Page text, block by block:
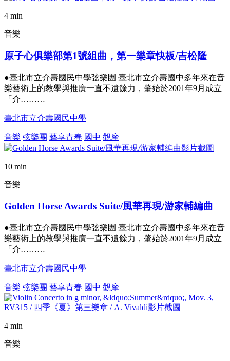
4 min
音樂
原子心俱樂部第1號組曲，第一樂章快板/吉松隆
●臺北市立介壽國民中學弦樂團 臺北市立介壽國中多年來在音
樂藝術上的教學與推廣一直不遺餘力，肇始於2001年9月成立
「介………
臺北市立介壽國民中學
音樂 弦樂團 藝享青春 國中 觀摩
10 min
音樂
Golden Horse Awards Suite/風華再現/游家輔編曲
●臺北市立介壽國民中學弦樂團 臺北市立介壽國中多年來在音
樂藝術上的教學與推廣一直不遺餘力，肇始於2001年9月成立
「介………
臺北市立介壽國民中學
音樂 弦樂團 藝享青春 國中 觀摩
4 min
音樂